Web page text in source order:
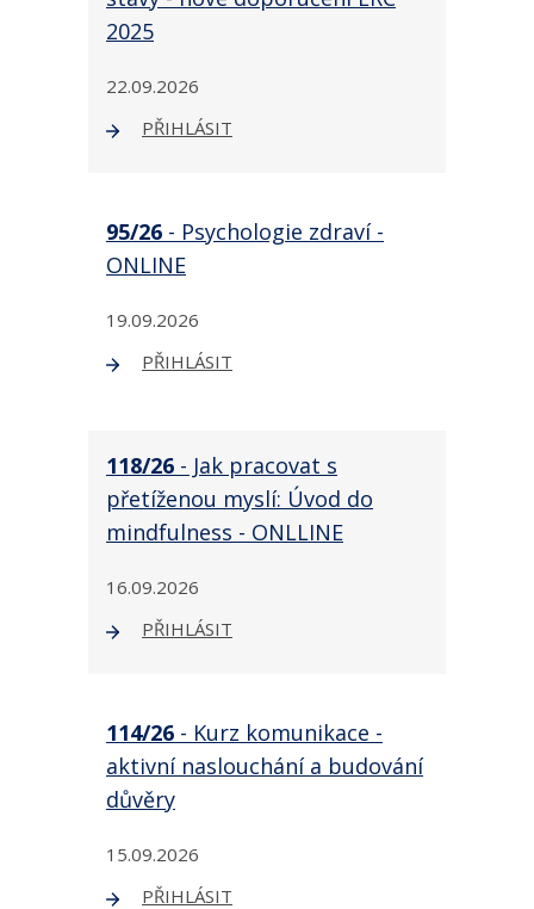
2025
22.09.2026
PŘIHLÁSIT
95/26 - Psychologie zdraví -
ONLINE
19.09.2026
PŘIHLÁSIT
118/26 - Jak pracovat s
přetíženou myslí: Úvod do
mindfulness - ONLLINE
16.09.2026
PŘIHLÁSIT
114/26 - Kurz komunikace -
aktivní naslouchání a budování
důvěry
15.09.2026
PŘIHLÁSIT